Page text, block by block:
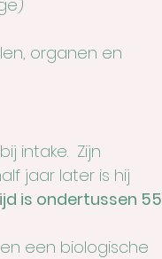
organen en
intake.  Zijn
jaar later is hij
is ondertussen 55
een biologische